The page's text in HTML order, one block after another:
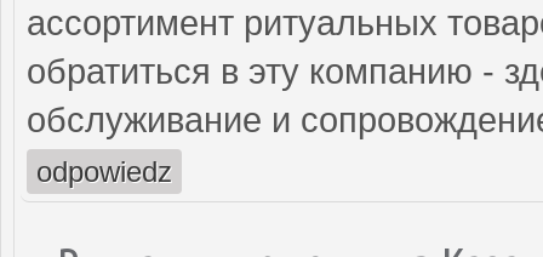
ассортимент ритуальных
обратиться в эту компанию -
обслуживание и
odpowiedz